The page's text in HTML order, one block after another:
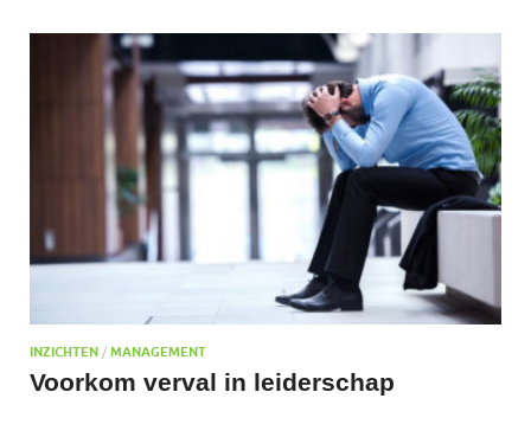
INZICHTEN / MANAGEMENT
Voorkom verval in leiderschap